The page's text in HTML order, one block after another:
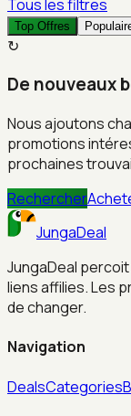
Tous les filtres
Top Offres
↻
De nouveaux
Nous ajoutons
promotions
prochaines
Rechercher
JungaDeal
JungaDeal
liens affilies. Les
de changer.
Navigation
DealsCategories